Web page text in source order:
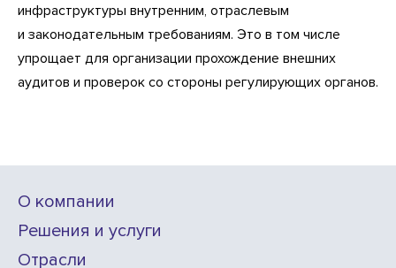
инфраструктуры внутренним, отраслевым
и законодательным требованиям. Это в том числе
упрощает для организации прохождение внешних
аудитов и проверок со стороны регулирующих органов.
О компании
Решения и услуги
Отрасли